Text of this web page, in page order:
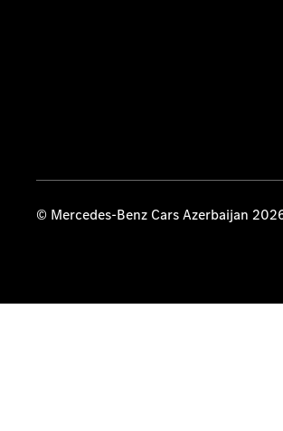
© Mercedes-Benz Cars Azerbaijan